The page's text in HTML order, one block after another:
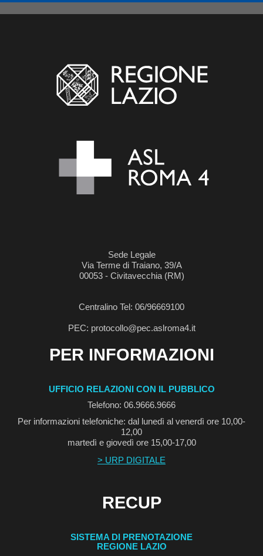
Sede Legale
Via Terme di Traiano, 39/A
00053 - Civitavecchia (RM)
Centralino Tel: 06/96669100
PEC: protocollo@pec.aslroma4.it
PER INFORMAZIONI
UFFICIO RELAZIONI CON IL PUBBLICO
Telefono: 06.9666.9666
Per informazioni telefoniche: dal lunedì al venerdì ore 10,00-
12,00
martedì e giovedì ore 15,00-17,00
> URP DIGITALE
RECUP
SISTEMA DI PRENOTAZIONE
REGIONE LAZIO